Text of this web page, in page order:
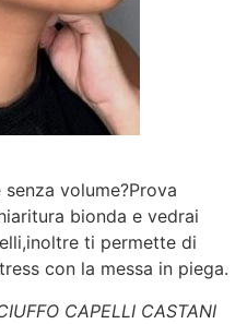
volume?Prova
bionda e vedrai
ti permette di
con la messa in piega.
CAPELLI CASTANI